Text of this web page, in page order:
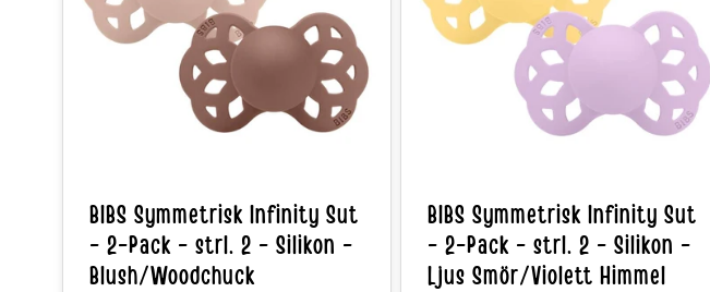
BIBS Symmetrisk Infinity Sut
- 2-Pack - strl. 2 - Silikon -
Blush/Woodchuck
BIBS Symmetrisk Infinity Sut
- 2-Pack - strl. 2 - Silikon -
Ljus Smör/Violett Himmel